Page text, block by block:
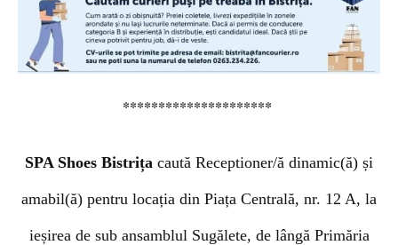
*********************
SPA Shoes Bistrița caută Receptioner/ă dinamic(ă) și
amabil(ă) pentru locația din Piața Centrală, nr. 12 A, la
ieșirea de sub ansamblul Sugălete, de lângă Primăria